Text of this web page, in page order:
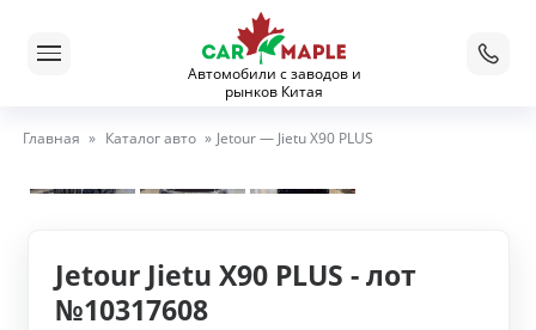
Автомобили с заводов и
рынков Китая
Главная » Каталог авто » Jetour — Jietu X90 PLUS
Jetour Jietu X90 PLUS - лот
№10317608